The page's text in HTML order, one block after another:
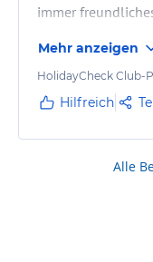
immer
Mehr anzeigen
HolidayCheck Club-
Hilfreich
Alle